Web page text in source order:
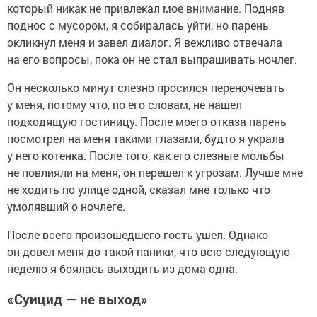
который никак не привлекал мое внимание. Подняв
поднос с мусором, я собиралась уйти, но парень
окликнул меня и завел диалог. Я вежливо отвечала
на его вопросы, пока он не стал выпрашивать ночлег.
Он несколько минут слезно просился переночевать
у меня, потому что, по его словам, не нашел
подходящую гостиницу. После моего отказа парень
посмотрел на меня такими глазами, будто я украла
у него котенка. После того, как его слезные мольбы
не повлияли на меня, он перешел к угрозам. Лучше мне
не ходить по улице одной, сказал мне только что
умолявший о ночлеге.
После всего произошедшего гость ушел. Однако
он довел меня до такой паники, что всю следующую
неделю я боялась выходить из дома одна.
«Суицид — не выход»